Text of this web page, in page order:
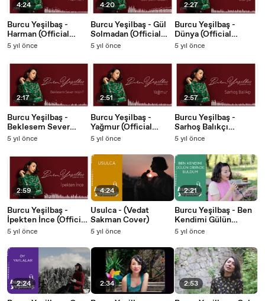
4:24
Burcu Yeşilbaş -
Harman (Official
Audio)
5 yıl önce
2:17
Burcu Yeşilbaş -
Beklesem Sever
Misin? (Official
5 yıl önce
2:59
Burcu Yeşilbaş -
İpekten İnce (Official
Audio)
5 yıl önce
2:24
4:20
Burcu Yeşilbaş - Gül
Solmadan (Official
Audio)
5 yıl önce
2:51
Burcu Yeşilbaş -
Yağmur (Official
Audio)
5 yıl önce
4:24
Usulca - (Vedat
Sakman Cover)
5 yıl önce
2:34
2:27
Burcu Yeşilbaş -
Dünya (Official
Audio)
5 yıl önce
2:57
Burcu Yeşilbaş -
Sarhoş Balıkçı
(Official Audio)
5 yıl önce
2:21
Burcu Yeşilbaş - Ben
Kendimi Gülün
Dibinde Buldum
5 yıl önce
2:53